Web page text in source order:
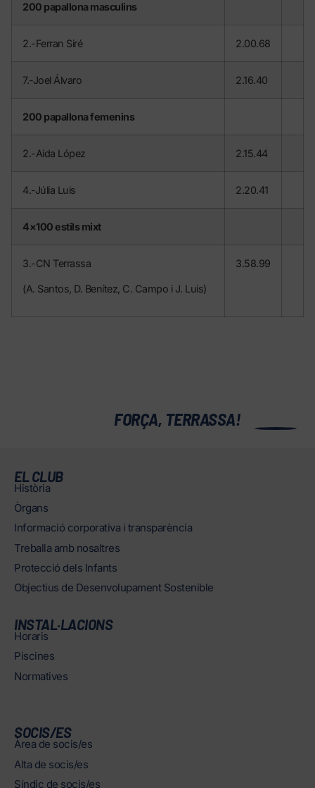
200 papallona masculins
2.-Ferran Siré 2.00.68
7.-Joel Álvaro 2.16.40
200 papallona femenins
2.-Aida López 2.15.44
4.-Júlia Luis 2.20.41
4×100 estils mixt
3.-CN Terrassa
(A. Santos, D. Benítez, C. Campo i J. Luis)
3.58.99
FORÇA, TERRASSA!
EL CLUB
Història
Òrgans
Informació corporativa i transparència
Treballa amb nosaltres
Protecció dels Infants
Objectius de Desenvolupament Sostenible
INSTAL·LACIONS
Horaris
Piscines
Normatives
SOCIS/ES
Àrea de socis/es
Alta de socis/es
Síndic de socis/es